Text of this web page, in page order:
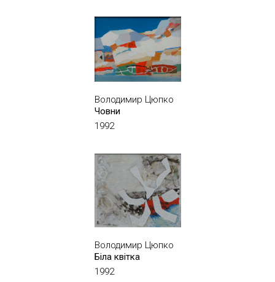
Володимир Цюпко
Човни
1992
Володимир Цюпко
Біла квітка
1992